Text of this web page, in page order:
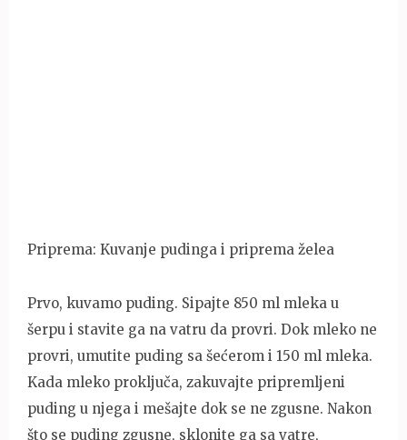
Priprema: Kuvanje pudinga i priprema želea
Prvo, kuvamo puding. Sipajte 850 ml mleka u
šerpu i stavite ga na vatru da provri. Dok mleko ne
provri, umutite puding sa šećerom i 150 ml mleka.
Kada mleko proključa, zakuvajte pripremljeni
puding u njega i mešajte dok se ne zgusne. Nakon
što se puding zgusne, sklonite ga sa vatre,